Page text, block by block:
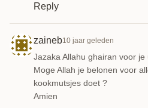
Reply
zaineb10 jaar geleden
Jazaka Allahu ghairan voor
Moge Allah je belonen voor
kookmutsjes doet ?
Amien